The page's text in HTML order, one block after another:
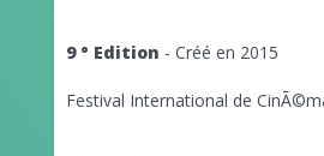
9 ° Edition - Créé en 2015
Festival International de